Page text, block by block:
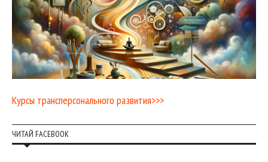
Курсы трансперсонального развития>>>
ЧИТАЙ FACEBOOK